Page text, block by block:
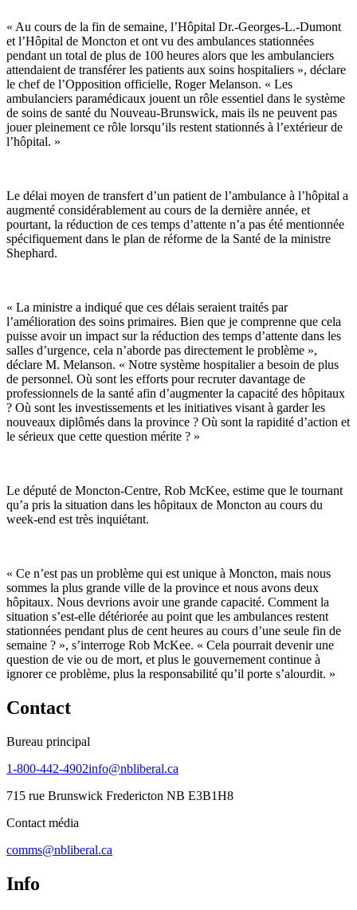
« Au cours de la fin de semaine, l’Hôpital Dr.-Georges-L.-Dumont
et l’Hôpital de Moncton et ont vu des ambulances stationnées
pendant un total de plus de 100 heures alors que les ambulanciers
attendaient de transférer les patients aux soins hospitaliers », déclare
le chef de l’Opposition officielle, Roger Melanson. « Les
ambulanciers paramédicaux jouent un rôle essentiel dans le système
de soins de santé du Nouveau-Brunswick, mais ils ne peuvent pas
jouer pleinement ce rôle lorsqu’ils restent stationnés à l’extérieur de
l’hôpital. »
Le délai moyen de transfert d’un patient de l’ambulance à l’hôpital a
augmenté considérablement au cours de la dernière année, et
pourtant, la réduction de ces temps d’attente n’a pas été mentionnée
spécifiquement dans le plan de réforme de la Santé de la ministre
Shephard.
« La ministre a indiqué que ces délais seraient traités par
l’amélioration des soins primaires. Bien que je comprenne que cela
puisse avoir un impact sur la réduction des temps d’attente dans les
salles d’urgence, cela n’aborde pas directement le problème »,
déclare M. Melanson. « Notre système hospitalier a besoin de plus
de personnel. Où sont les efforts pour recruter davantage de
professionnels de la santé afin d’augmenter la capacité des hôpitaux
? Où sont les investissements et les initiatives visant à garder les
nouveaux diplômés dans la province ? Où sont la rapidité d’action et
le sérieux que cette question mérite ? »
Le député de Moncton-Centre, Rob McKee, estime que le tournant
qu’a pris la situation dans les hôpitaux de Moncton au cours du
week-end est très inquiétant.
« Ce n’est pas un problème qui est unique à Moncton, mais nous
sommes la plus grande ville de la province et nous avons deux
hôpitaux. Nous devrions avoir une grande capacité. Comment la
situation s’est-elle détériorée au point que les ambulances restent
stationnées pendant plus de cent heures au cours d’une seule fin de
semaine ? », s’interroge Rob McKee. « Cela pourrait devenir une
question de vie ou de mort, et plus le gouvernement continue à
ignorer ce problème, plus la responsabilité qu’il porte s’alourdit. »
Contact
Bureau principal
1-800-442-4902info@nbliberal.ca
715 rue Brunswick Fredericton NB E3B1H8
Contact média
comms@nbliberal.ca
Info